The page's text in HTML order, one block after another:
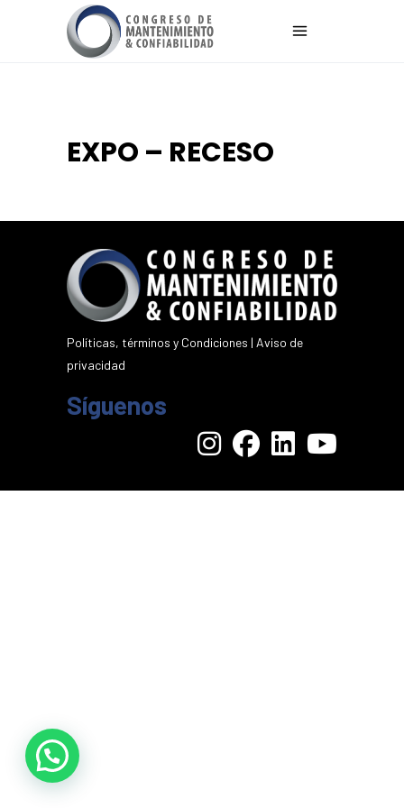
EXPO – RECESO
Políticas, términos y Condiciones | Aviso de
privacidad
Síguenos